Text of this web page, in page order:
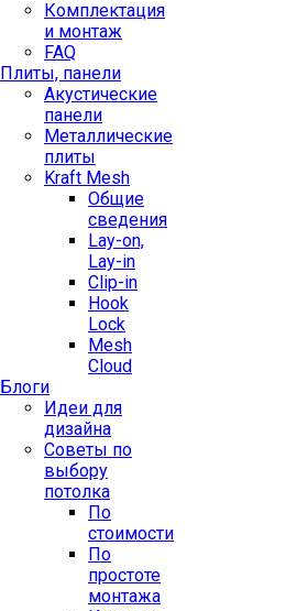
Комплектация
и монтаж
FAQ
Плиты, панели
Акустические
панели
Металлические
плиты
Kraft Mesh
Общие
сведения
Lay-on,
Lay-in
Clip-in
Hook
Lock
Mesh
Cloud
Блоги
Идеи для
дизайна
Советы по
выбору
потолка
По
стоимости
По
простоте
монтажа